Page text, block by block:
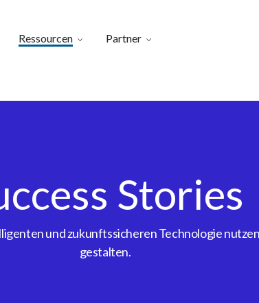
Ressourcen Partner
Stories
und zukunftssicheren Technologie
gestalten.